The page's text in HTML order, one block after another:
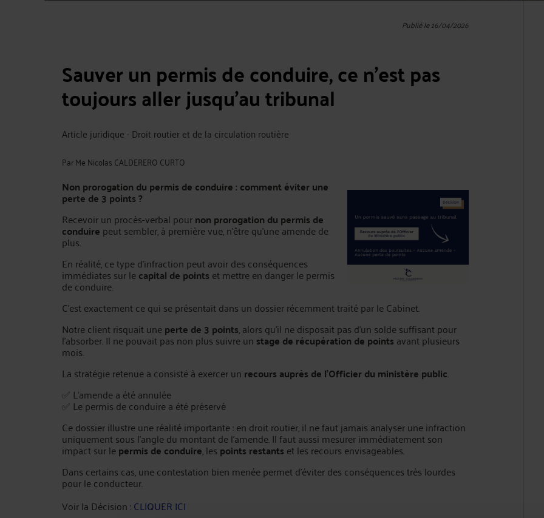
Publié le 16/04/2026
Sauver un permis de conduire, ce n’est pas
toujours aller jusqu’au tribunal
Article juridique - Droit routier et de la circulation routière
ParMe Nicolas CALDERERO CURTO
Non prorogation du permis de conduire : comment éviter une
perte de 3 points ?
Recevoir un procès-verbal pournon prorogation du permis de
conduire peut sembler, à première vue, n’être qu’une amende de
plus.
En réalité, ce type d’infraction peut avoir des conséquences
immédiates sur lecapital de points et mettre en danger le permis
de conduire.
C’est exactement ce qui se présentait dans un dossier récemment traité par le Cabinet.
Notre client risquait uneperte de 3 points, alors qu’il ne disposait pas d’un solde suffisant pour
l’absorber. Il ne pouvait pas non plus suivre un stage de récupération de points avant plusieurs
mois.
La stratégie retenue a consisté à exercer un recours auprès de l’Officier du ministère public.
✅ L’amende a été annulée
✅ Le permis de conduire a été préservé
Ce dossier illustre une réalité importante : en droit routier, il ne faut jamais analyser une infraction
uniquement sous l’angle du montant de l’amende. Il faut aussi mesurer immédiatement son
impact sur lepermis de conduire, les points restants et les recours envisageables.
Dans certains cas, une contestation bien menée permet d’éviter des conséquences très lourdes
pour le conducteur.
Voir la Décision :CLIQUER ICI